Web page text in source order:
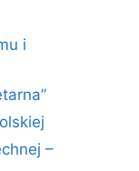
i
–